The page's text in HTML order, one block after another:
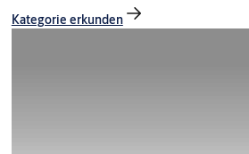
Kategorie erkunden